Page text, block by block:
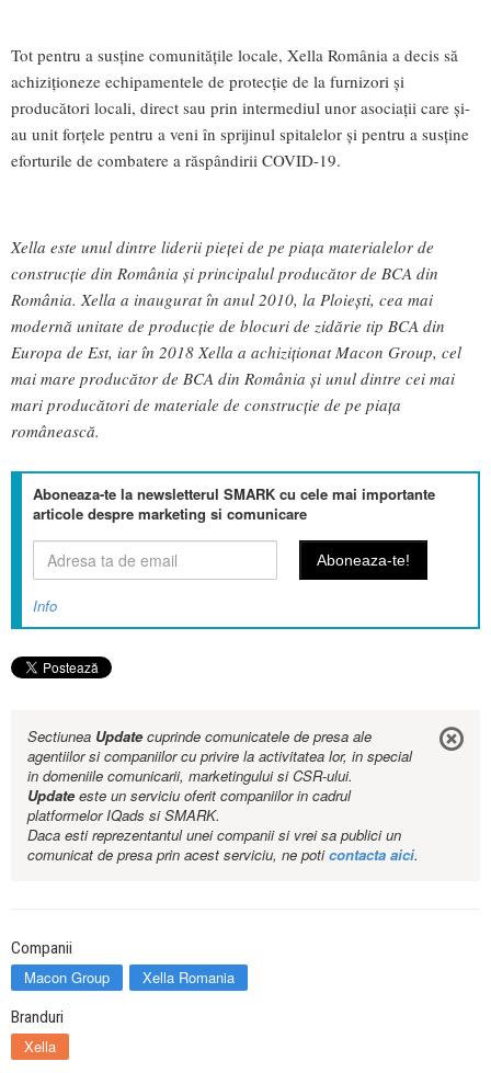
Tot pentru a susține comunitățile locale, Xella România a decis să
achiziționeze echipamentele de protecție de la furnizori și
producători locali, direct sau prin intermediul unor asociații care și-
au unit forțele pentru a veni în sprijinul spitalelor și pentru a susține
eforturile de combatere a răspândirii COVID-19.
Xella este unul dintre liderii pieței de pe piața materialelor de
construcție din România și principalul producător de BCA din
România. Xella a inaugurat în anul 2010, la Ploiești, cea mai
modernă unitate de producție de blocuri de zidărie tip BCA din
Europa de Est, iar în 2018 Xella a achiziționat Macon Group, cel
mai mare producător de BCA din România și unul dintre cei mai
mari producători de materiale de construcție de pe piața
românească.
Aboneaza-te la newsletterul SMARK cu cele mai importante
articole despre marketing si comunicare
Info
Sectiunea Updatecuprinde comunicatele de presa ale
agentiilor si companiilor cu privire la activitatea lor, in special
in domeniile comunicarii, marketingului si CSR-ului.
Updateeste un serviciu oferit companiilor in cadrul
platformelor IQads si SMARK.
Daca esti reprezentantul unei companii si vrei sa publici un
comunicat de presa prin acest serviciu, ne poticontacta aici.
Companii
Macon Group Xella Romania
Branduri
Xella